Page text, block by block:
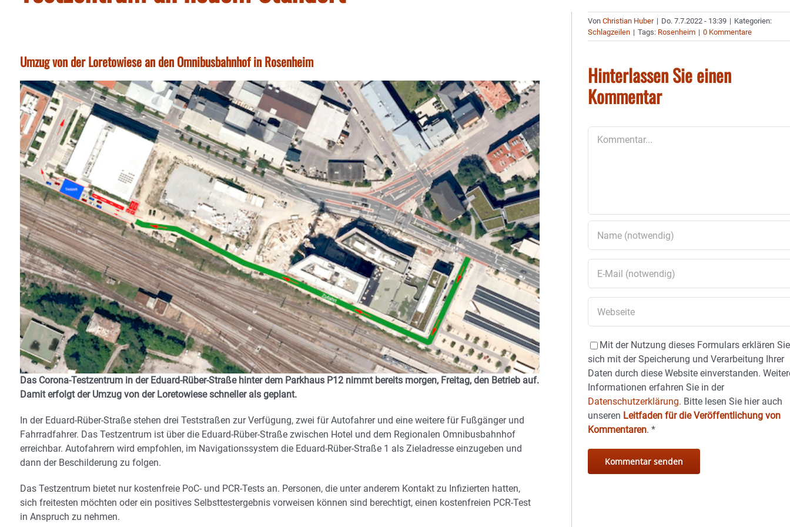
Umzug von der Loretowiese an den Omnibusbahnhof in Rosenheim
Das Corona-Testzentrum in der Eduard-Rüber-Straße hinter dem Parkhaus P12 nimmt bereits morgen, Freitag, den Betrieb auf.
Damit erfolgt der Umzug von der Loretowiese schneller als geplant.
In der Eduard-Rüber-Straße stehen drei Teststraßen zur Verfügung, zwei für Autofahrer und eine weitere für Fußgänger und
Fahrradfahrer. Das Testzentrum ist über die Eduard-Rüber-Straße zwischen Hotel und dem Regionalen Omnibusbahnhof
erreichbar. Autofahrern wird empfohlen, im Navigationssystem die Eduard-Rüber-Straße 1 als Zieladresse einzugeben und
dann der Beschilderung zu folgen.
Das Testzentrum bietet nur kostenfreie PoC- und PCR-Tests an. Personen, die unter anderem Kontakt zu Infizierten hatten,
sich freitesten möchten oder ein positives Selbsttestergebnis vorweisen können sind berechtigt, einen kostenfreien PCR-Test
in Anspruch zu nehmen.
VonChristian Huber | Do. 7.7.2022 - 13:39 | Kategorien:
Schlagzeilen | Tags: Rosenheim | 0 Kommentare
Hinterlassen Sie einen
Kommentar
Mit der Nutzung dieses Formulars erklären Sie
sich mit der Speicherung und Verarbeitung Ihrer
Daten durch diese Website einverstanden.
Informationen erfahren Sie in der
Datenschutzerklärung. Bitte lesen Sie hier auch
unseren Leitfaden für die Veröffentlichung von
Kommentaren.*